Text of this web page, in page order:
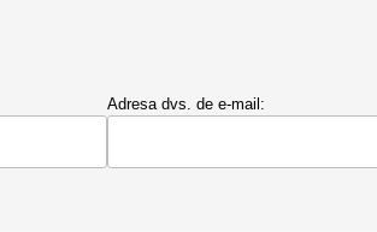
Adresa dvs. de e-mail: